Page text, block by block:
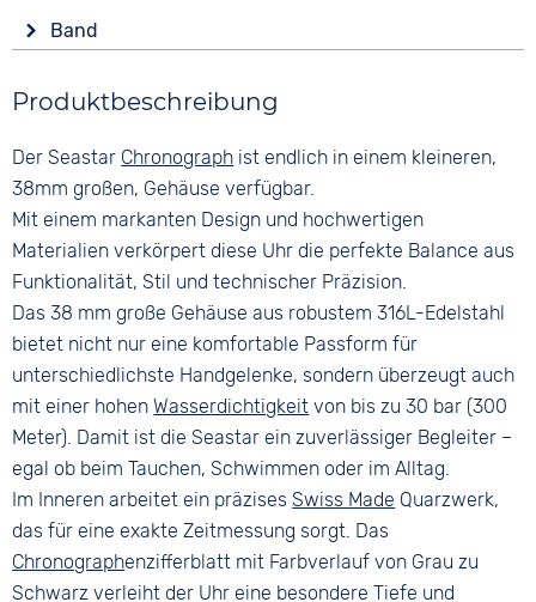
Stoppuhr
30 bar
Form
Rund
Material
Farbe
Silber
Analog
Schwarz
Ziffern
Keine
Band
Silber
Material
Bandschließe
Faltschließe
Produktbeschreibung
Der Seastar Chronograph ist endlich in einem kleineren,
38mm großen, Gehäuse verfügbar.
Mit einem markanten Design und hochwertigen
Materialien verkörpert diese Uhr die perfekte Balance aus
Funktionalität, Stil und technischer Präzision.
Das 38 mm große Gehäuse aus robustem 316L-Edelstahl
bietet nicht nur eine komfortable Passform für
unterschiedlichste Handgelenke, sondern überzeugt auch
mit einer hohenWasserdichtigkeit von bis zu 30 bar (300
Meter). Damit ist die Seastar ein zuverlässiger Begleiter –
egal ob beim Tauchen, Schwimmen oder im Alltag.
Im Inneren arbeitet ein präzisesSwiss Made Quarzwerk,
das für eine exakte Zeitmessung sorgt. Das
Chronographenzifferblatt mit Farbverlauf von Grau zu
Schwarz verleiht der Uhr eine besondere Tiefe und